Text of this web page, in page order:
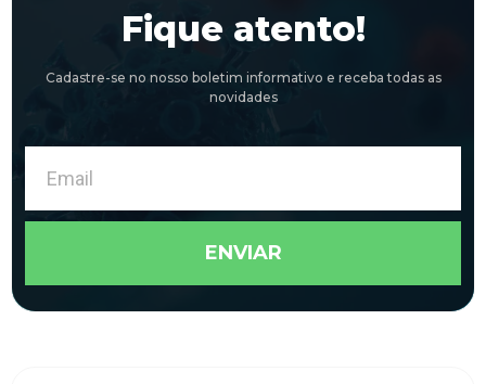
Fique atento!
Cadastre-se no nosso boletim informativo e receba todas as
novidades
ENVIAR